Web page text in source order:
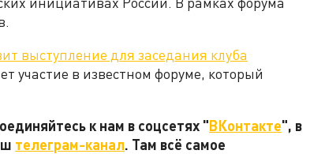
выступление для заседания клуба
участие в известном форуме, который
к нам в соцсетях "ВКонтакте", в
телеграм-канал. Там всё самое